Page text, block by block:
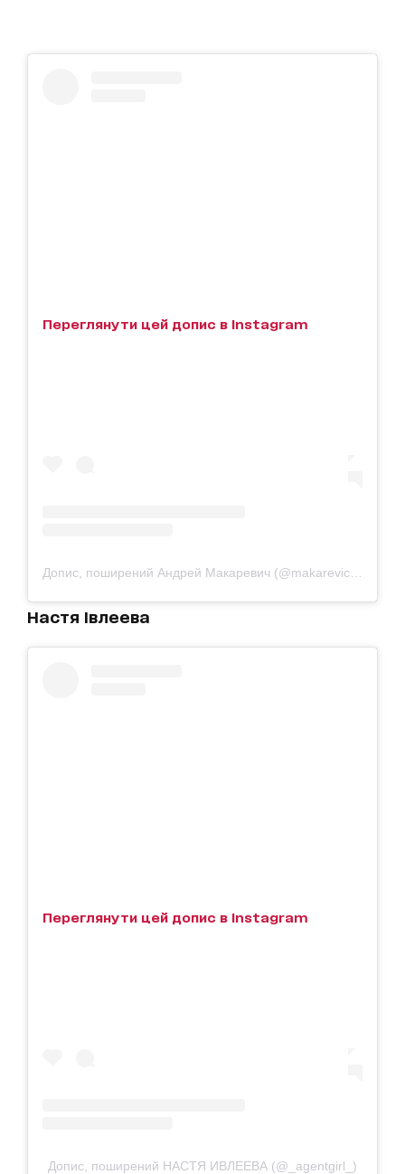
Переглянути цей допис в Instagram
Настя Івлеева
Переглянути цей допис в Instagram
Допис, поширений НАСТЯ ИВЛЕЕВА (@_agentgirl_)